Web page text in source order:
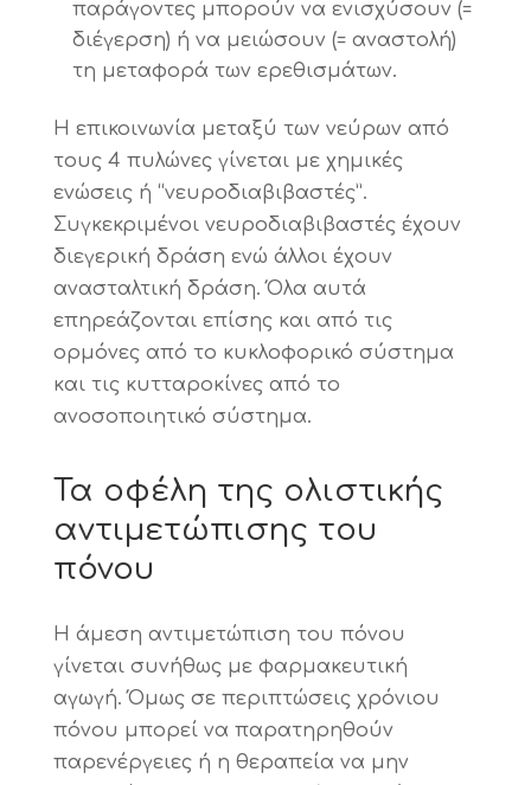
παράγοντες μπορούν να ενισχύσουν (=
διέγερση) ή να μειώσουν (= αναστολή)
τη μεταφορά των ερεθισμάτων.
Η επικοινωνία μεταξύ των νεύρων από
τους 4 πυλώνες γίνεται με χημικές
ενώσεις ή “νευροδιαβιβαστές”.
Συγκεκριμένοι νευροδιαβιβαστές έχουν
διεγερική δράση ενώ άλλοι έχουν
ανασταλτική δράση. Όλα αυτά
επηρεάζονται επίσης και από τις
ορμόνες από το κυκλοφορικό σύστημα
και τις κυτταροκίνες από το
ανοσοποιητικό σύστημα.
Τα οφέλη της ολιστικής
αντιμετώπισης του
πόνου
Η άμεση αντιμετώπιση του πόνου
γίνεται συνήθως με φαρμακευτική
αγωγή. Όμως σε περιπτώσεις χρόνιου
πόνου μπορεί να παρατηρηθούν
παρενέργειες ή η θεραπεία να μην